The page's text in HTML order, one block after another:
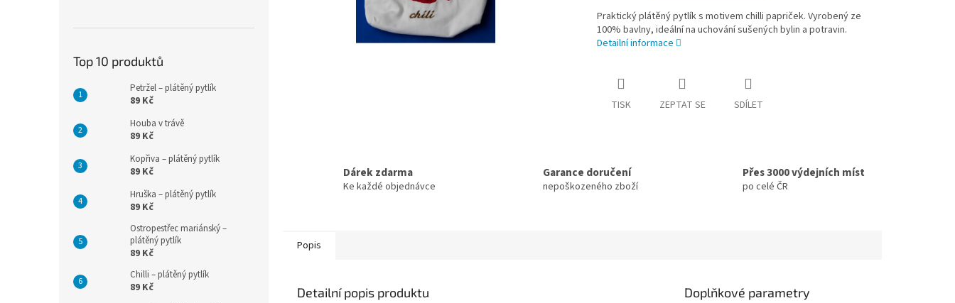
Top 10 produktů
Petržel – plátěný pytlík
89 Kč
Houba v trávě
89 Kč
Kopřiva – plátěný pytlík
89 Kč
Hruška – plátěný pytlík
89 Kč
Ostropestřec mariánský –
plátěný pytlík
89 Kč
Chilli – plátěný pytlík
89 Kč
Praktický plátěný pytlík s motivem chilli papriček. Vyrobený ze
100% bavlny, ideální na uchování sušených bylin a potravin.
Detailní informace
TISK ZEPTAT SE SDÍLET
Dárek zdarma
Ke každé objednávce
Garance doručení
nepoškozeného zboží
Přes 3000 výdejních míst
po celé ČR
Popis
Detailní popis produktu Doplňkové parametry